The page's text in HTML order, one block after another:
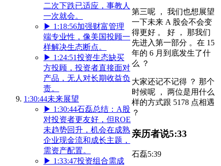
二次下跌已适应，事教人
一次就会。
▶ 1:18:56加强财富管理
端专业性，像美国投顾一
样解决生态断点。
▶ 1:24:51投资生态缺买
方投顾，投资者直接面对
产品，无人对长期收益负
责。
1:30:44未来展望
▶ 1:30:44石磊总结：A股
对投资者更友好，但ROE
未趋势回升，机会在成熟
企业现金流和成长主题，
需资产配置。
▶ 1:33:47投资组合需成
第三呢 ， 我们也想展望
一下未来 A 股会不会变
得更好 。 好 ， 那我们
先进入第一部分 。在 15
年的 6 月到底发生了什
么 ？
大家还记不记得 ？ 那个
时候呢 ， 两位是用什么
样的方式跟 5178 点相遇
？
亲历者说5:33
石磊5:39